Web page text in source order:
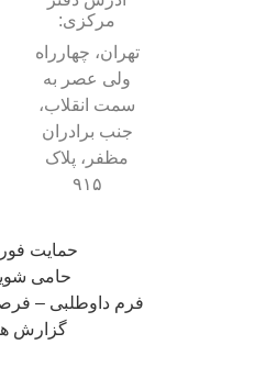
مرکزی:
تهران، چهارراه
ولی عصر به
سمت انقلاب،
جنب برادران
مظفر، پلاک
۹۱۵
حمایت
حامی
فرم داوطلبی –
گزارش